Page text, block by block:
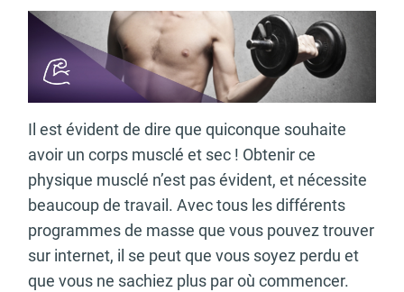
Il est évident de dire que quiconque souhaite
avoir un corps musclé et sec ! Obtenir ce
physique musclé n’est pas évident, et nécessite
beaucoup de travail. Avec tous les différents
programmes de masse que vous pouvez trouver
sur internet, il se peut que vous soyez perdu et
que vous ne sachiez plus par où commencer.